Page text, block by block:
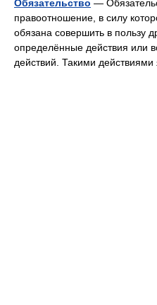
Обязательство —
правоотношение, в силу
обязана совершить в пользу
определённые действия или
действий. Такими